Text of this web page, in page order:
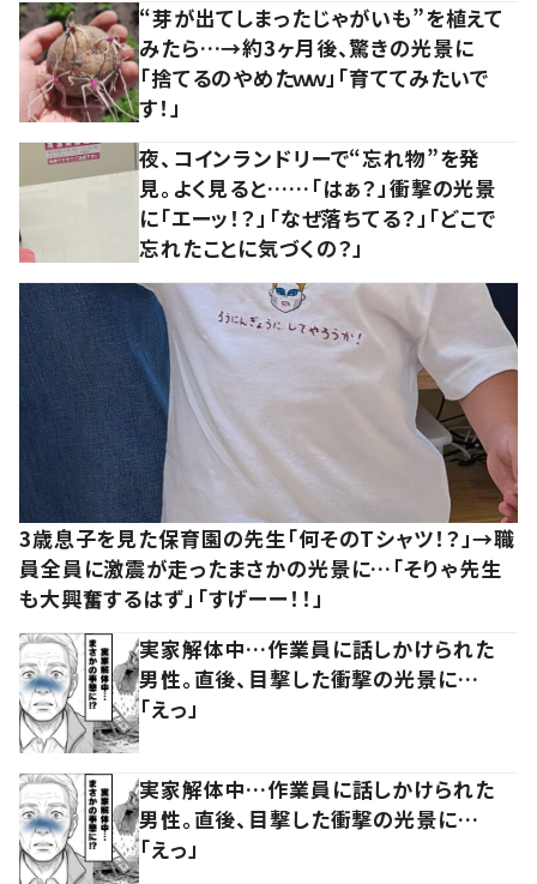
“芽が出てしまったじゃがいも”を植えて
みたら…→約3ヶ月後、驚きの光景に
「捨てるのやめたｗｗ」「育ててみたいで
す！」
夜、コインランドリーで“忘れ物”を発
見。よく見ると……「はぁ？」衝撃の光景
に「エーッ！？」「なぜ落ちてる？」「どこで
忘れたことに気づくの？」
3歳息子を見た保育園の先生「何そのTシャツ！？」→職
員全員に激震が走ったまさかの光景に…「そりゃ先生
も大興奮するはず」「すげーー！！」
実家解体中…作業員に話しかけられた
男性。直後、目撃した衝撃の光景に…
「えっ」
実家解体中…作業員に話しかけられた
男性。直後、目撃した衝撃の光景に…
「えっ」